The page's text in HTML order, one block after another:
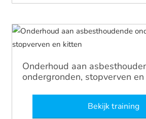
Onderhoud aan
ondergronden, stopverven
Bekijk training